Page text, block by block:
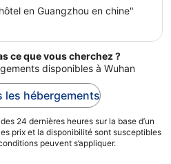
en Guangzhou en chine"
ce que vous cherchez ?
disponibles à Wuhan
hébergements
24 dernières heures sur la base d’un
prix et la disponibilité sont susceptibles
peuvent s’appliquer.